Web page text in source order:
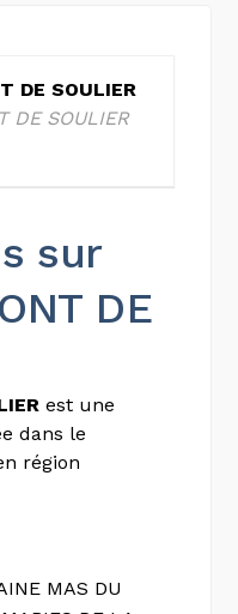
DE SOULIER
DE SOULIER
sur
DE
est une
dans le
région
MAS DU